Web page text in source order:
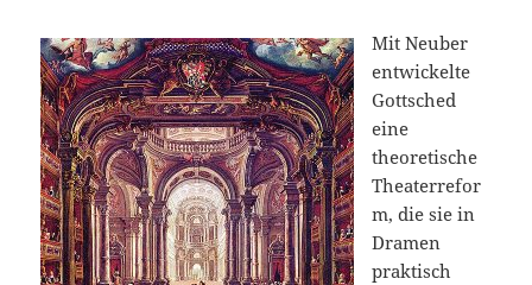
Mit Neuber
entwickelte
Gottsched
eine
theoretische
Theaterrefor
m, die sie in
Dramen
praktisch